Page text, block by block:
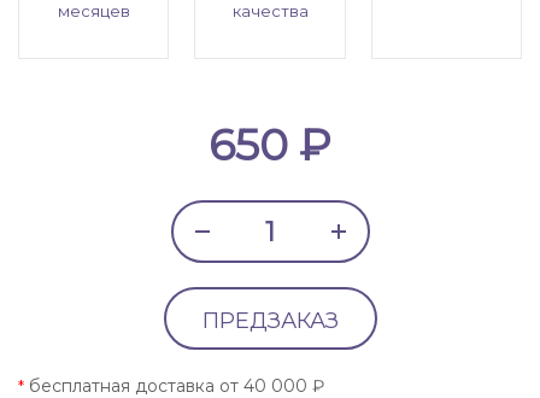
месяцев
качества
650 ₽
ПРЕДЗАКАЗ
* бесплатная доставка от 40 000 ₽